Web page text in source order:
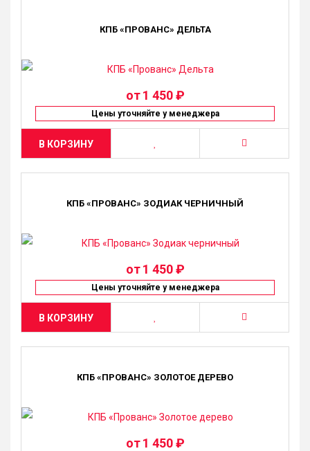
КПБ «ПРОВАНС» ДЕЛЬТА
от 1 450 ₽
Цены уточняйте у менеджера
В КОРЗИНУ
КПБ «ПРОВАНС» ЗОДИАК ЧЕРНИЧНЫЙ
от 1 450 ₽
Цены уточняйте у менеджера
В КОРЗИНУ
КПБ «ПРОВАНС» ЗОЛОТОЕ ДЕРЕВО
от 1 450 ₽